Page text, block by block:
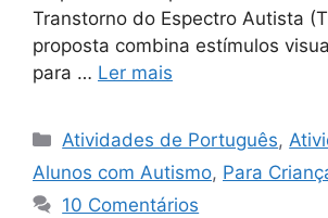
Transtorno do Espectro Autista
proposta combina estímulos
para … Ler mais
Categorias
Atividades de Português,
Alunos com Autismo, Para
10 Comentários